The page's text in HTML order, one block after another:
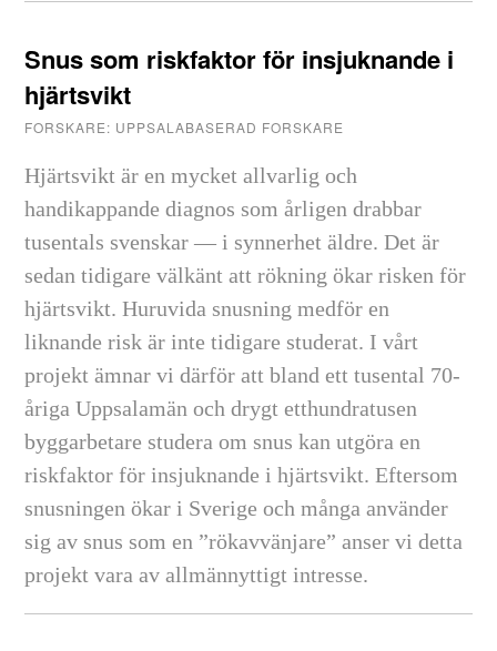
Snus som riskfaktor för insjuknande i
hjärtsvikt
FORSKARE: UPPSALABASERAD FORSKARE
Hjärtsvikt är en mycket allvarlig och
handikappande diagnos som årligen drabbar
tusentals svenskar — i synnerhet äldre. Det är
sedan tidigare välkänt att rökning ökar risken för
hjärtsvikt. Huruvida snusning medför en
liknande risk är inte tidigare studerat. I vårt
projekt ämnar vi därför att bland ett tusental 70-
åriga Uppsalamän och drygt etthundratusen
byggarbetare studera om snus kan utgöra en
riskfaktor för insjuknande i hjärtsvikt. Eftersom
snusningen ökar i Sverige och många använder
sig av snus som en ”rökavvänjare” anser vi detta
projekt vara av allmännyttigt intresse.